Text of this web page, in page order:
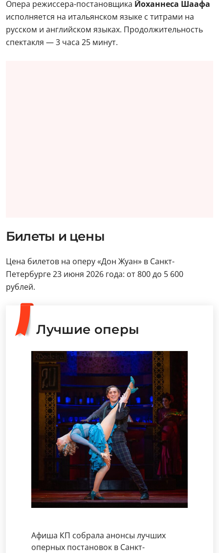
Опера режиссера-постановщика Йоханнеса Шаафа
исполняется на итальянском языке с титрами на
русском и английском языках. Продолжительность
спектакля — 3 часа 25 минут.
Билеты и цены
Цена билетов на оперу «Дон Жуан» в Санкт-
Петербурге 23 июня 2026 года: от 800 до 5 600
рублей.
Лучшие оперы
Афиша КП собрала анонсы лучших
оперных постановок в Санкт-